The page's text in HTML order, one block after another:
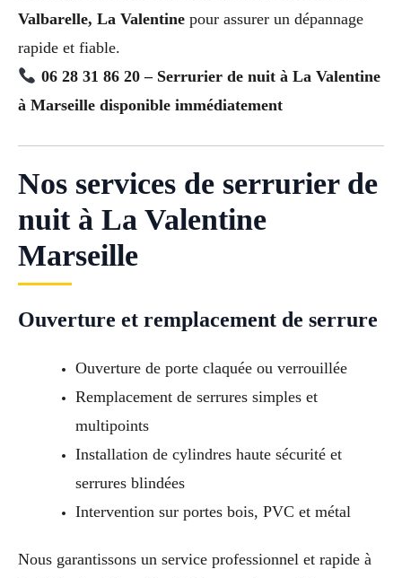
Valbarelle, La Valentine pour assurer un dépannage
rapide et fiable.
06 28 31 86 20 – Serrurier de nuit à La Valentine
à Marseille disponible immédiatement
Nos services de serrurier de
nuit à La Valentine
Marseille
Ouverture et remplacement de serrure
Ouverture de porte claquée ou verrouillée
Remplacement de serrures simples et
multipoints
Installation de cylindres haute sécurité et
serrures blindées
Intervention sur portes bois, PVC et métal
Nous garantissons un service professionnel et rapide à